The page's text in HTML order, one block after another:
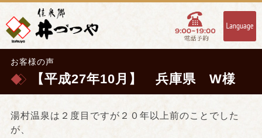
お客様の声
【平成27年10月】 兵庫県 W様
湯村温泉は２度目ですが２０年以上前のことでした
が、